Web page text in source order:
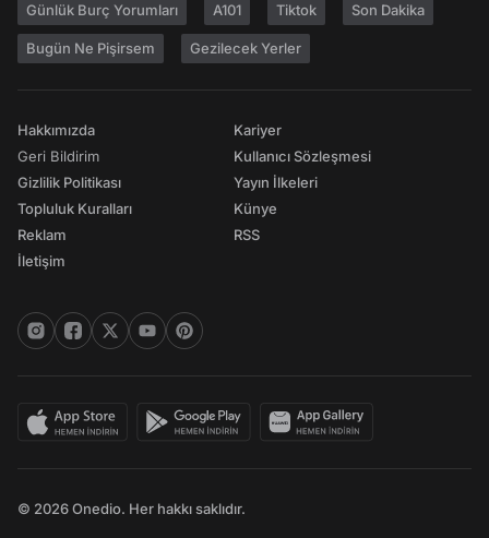
Günlük Burç Yorumları A101 Tiktok Son Dakika
Bugün Ne Pişirsem Gezilecek Yerler
Hakkımızda
Geri Bildirim
Gizlilik Politikası
Topluluk Kuralları
Reklam
İletişim
Kariyer
Kullanıcı Sözleşmesi
Yayın İlkeleri
Künye
RSS
© 2026 Onedio. Her hakkı saklıdır.